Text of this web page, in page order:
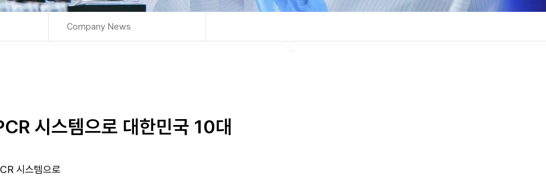
Company News
시스템으로 대한민국 10대
시스템으로